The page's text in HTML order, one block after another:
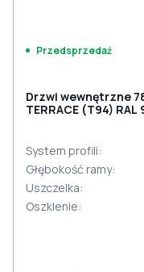
Przedsprzedaż
Drzwi wewnętrzne
TERRACE (Т94)
System profili:
Głębokość ramy:
Uszczelka:
Oszklenie: